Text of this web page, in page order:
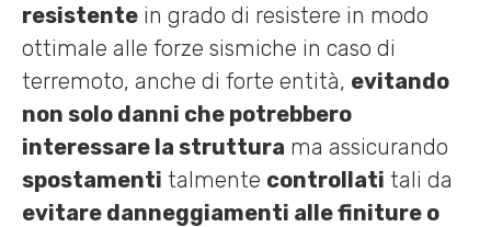
resistente in grado di resistere in modo
ottimale alle forze sismiche in caso di
terremoto, anche di forte entità, evitando
non solo danni che potrebbero
interessare la struttura ma assicurando
spostamenti talmente controllati tali da
evitare danneggiamenti alle finiture o